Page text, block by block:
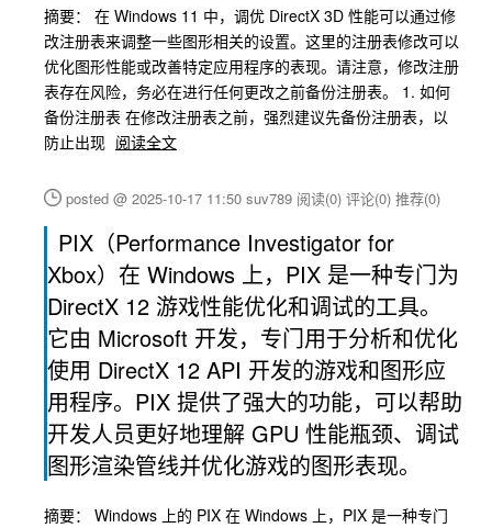
摘要： 在 Windows 11 中，调优 DirectX 3D 性能可以通过修
改注册表来调整一些图形相关的设置。这里的注册表修改可以
优化图形性能或改善特定应用程序的表现。请注意，修改注册
表存在风险，务必在进行任何更改之前备份注册表。 1. 如何
备份注册表 在修改注册表之前，强烈建议先备份注册表，以
防止出现 阅读全文
posted @ 2025-10-17 11:50 suv789 阅读(0) 评论(0) 推荐(0)
PIX（Performance Investigator for
Xbox）在 Windows 上，PIX 是一种专门为
DirectX 12 游戏性能优化和调试的工具。
它由 Microsoft 开发，专门用于分析和优化
使用 DirectX 12 API 开发的游戏和图形应
用程序。PIX 提供了强大的功能，可以帮助
开发人员更好地理解 GPU 性能瓶颈、调试
图形渲染管线并优化游戏的图形表现。
摘要： Windows 上的 PIX 在 Windows 上，PIX 是一种专门